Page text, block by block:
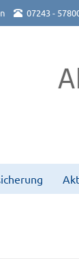
07243 -